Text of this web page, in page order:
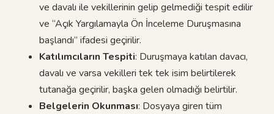
ve davalı ile vekillerinin gelip gelmediği tespit edilir
ve “Açık Yargılamayla Ön İnceleme Duruşmasına
başlandı” ifadesi geçirilir.
Katılımcıların Tespiti: Duruşmaya katılan davacı,
davalı ve varsa vekilleri tek tek isim belirtilerek
tutanağa geçirilir, başka gelen olmadığı belirtilir.
Belgelerin Okunması: Dosyaya giren tüm